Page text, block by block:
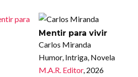
Mentir para vivir
Carlos Miranda
Humor, Intriga, Novela
M.A.R. Editor, 2026